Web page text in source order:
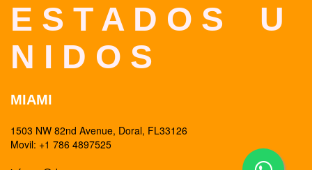
E S T A D O S U
N I D O S
MIAMI
1503 NW 82nd Avenue, Doral, FL33126
Movil: +1 786 4897525